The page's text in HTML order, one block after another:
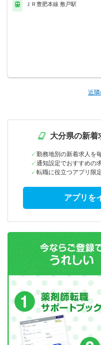
ＪＲ豊肥本線 敷戸駅
近
大分県の新着
勤務地別の新着求人を
通知設定でおすすめの
転職に役立つアプリ限
アプリを